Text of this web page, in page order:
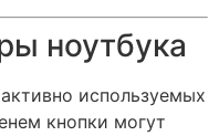
ноутбука
используемых
кнопки могут